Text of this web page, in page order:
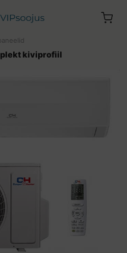
kiviprofiil